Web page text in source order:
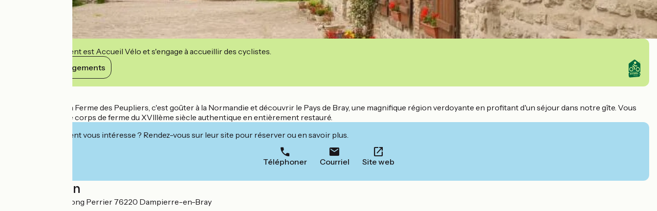
Cet établissement est Accueil Vélo et s'engage à accueillir des cyclistes.
Voir ses engagements
Faire une halte à la Ferme des Peupliers, c'est goûter à la Normandie et découvrir le Pays de Bray, une magnifique région verdoyante en profitant d'un séjour dans notre gîte. Vous
apprécierez notre corps de ferme du XVIIIème siècle authentique en entièrement restauré.
Cet établissement vous intéresse ? Rendez-vous sur leur site pour réserver ou en savoir plus.
Téléphoner Courriel Site web
Localisation
1542 Chemin du Long Perrier 76220 Dampierre-en-Bray